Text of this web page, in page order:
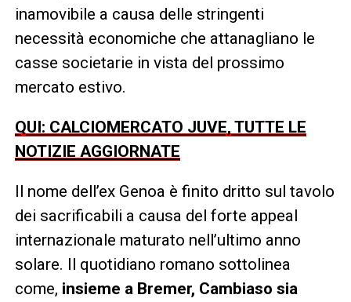
inamovibile a causa delle stringenti
necessità economiche che attanagliano le
casse societarie in vista del prossimo
mercato estivo.
QUI: CALCIOMERCATO JUVE, TUTTE LE
NOTIZIE AGGIORNATE
Il nome dell’ex Genoa è finito dritto sul tavolo
dei sacrificabili a causa del forte appeal
internazionale maturato nell’ultimo anno
solare. Il quotidiano romano sottolinea
come, insieme a Bremer, Cambiaso sia